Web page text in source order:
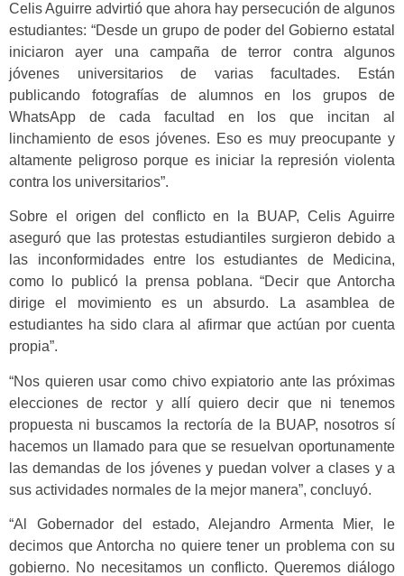
Celis Aguirre advirtió que ahora hay persecución de algunos
estudiantes: “Desde un grupo de poder del Gobierno estatal
iniciaron ayer una campaña de terror contra algunos
jóvenes universitarios de varias facultades. Están
publicando fotografías de alumnos en los grupos de
WhatsApp de cada facultad en los que incitan al
linchamiento de esos jóvenes. Eso es muy preocupante y
altamente peligroso porque es iniciar la represión violenta
contra los universitarios”.
Sobre el origen del conflicto en la BUAP, Celis Aguirre
aseguró que las protestas estudiantiles surgieron debido a
las inconformidades entre los estudiantes de Medicina,
como lo publicó la prensa poblana. “Decir que Antorcha
dirige el movimiento es un absurdo. La asamblea de
estudiantes ha sido clara al afirmar que actúan por cuenta
propia”.
“Nos quieren usar como chivo expiatorio ante las próximas
elecciones de rector y allí quiero decir que ni tenemos
propuesta ni buscamos la rectoría de la BUAP, nosotros sí
hacemos un llamado para que se resuelvan oportunamente
las demandas de los jóvenes y puedan volver a clases y a
sus actividades normales de la mejor manera”, concluyó.
“Al Gobernador del estado, Alejandro Armenta Mier, le
decimos que Antorcha no quiere tener un problema con su
gobierno. No necesitamos un conflicto. Queremos diálogo